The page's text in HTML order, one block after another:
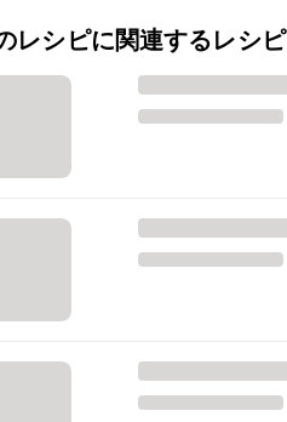
レシピに関連するレシピ